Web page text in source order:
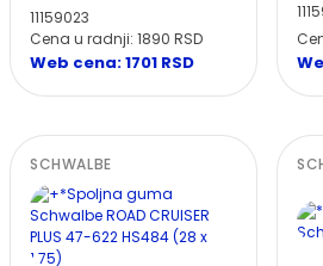
11159023
Cena u radnji: 1890 RSD
Web cena: 1701 RSD
SCHWALBE